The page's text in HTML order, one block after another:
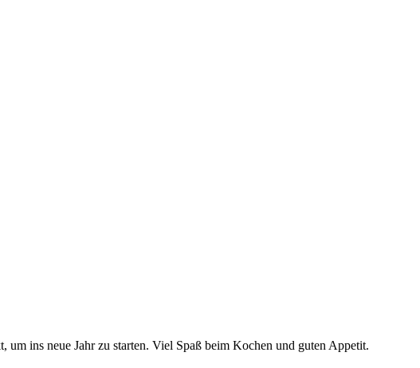
um ins neue Jahr zu starten. Viel Spaß beim Kochen und guten Appetit.